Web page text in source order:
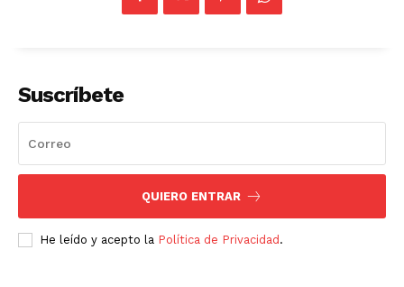
Suscríbete
QUIERO ENTRAR
He leído y acepto la Política de Privacidad.